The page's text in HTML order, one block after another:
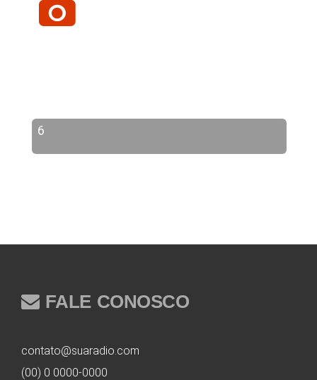
6
FALE CONOSCO
contato@suaradio.com
(00) 0 0000-0000